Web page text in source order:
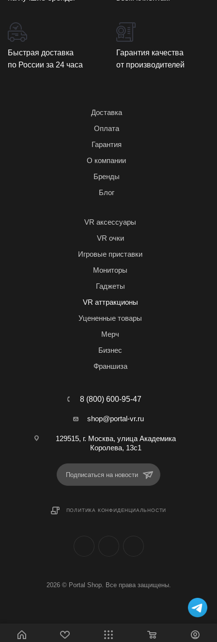
Быстрая доставка
по России за 24 часа
Гарантия качества
от производителей
Доставка
Оплата
Гарантия
О компании
Бренды
Блог
VR аксессуары
VR очки
Игровые приставки
Мониторы
Гаджеты
VR аттракционы
Уцененные товары
Мерч
Бизнес
Франшиза
8 (800) 600-95-47
shop@portal-vr.ru
129515, г. Москва, улица Академика
Королева, 13с1
Подписаться на новости
ПОЛИТИКА КОНФИДЕНЦИАЛЬНОСТИ
2026 © Portal Shop. Все права защищены.